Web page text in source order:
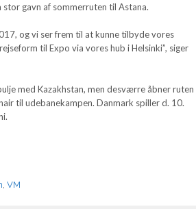
gavn af sommerruten til Astana.
og vi ser frem til at kunne tilbyde vores
til Expo via vores hub i Helsinki”, siger
med Kazakhstan, men desværre åbner ruten
til udebanekampen. Danmark spiller d. 10.
,VM